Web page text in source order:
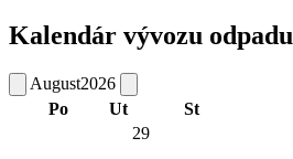
Kalendár vývozu odpadu
August2026
Po
Ut St
29